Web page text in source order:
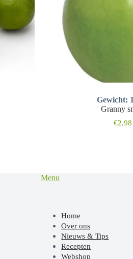
Granny
€2,98
Gewicht:
Menu
Home
Over ons
Nieuws & Tips
Recepten
Webshop